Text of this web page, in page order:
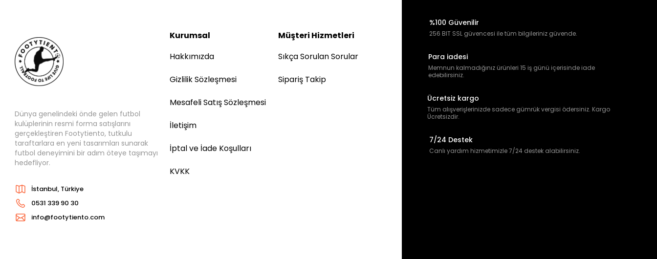
Dünya genelindeki önde gelen futbol
kulüplerinin resmi forma satışlarını
gerçekleştiren Footytiento, tutkulu
taraftarlara en yeni tasarımları sunarak
futbol deneyimini bir adım öteye taşımayı
hedefliyor.
İstanbul, Türkiye
0531 339 90 30
info@footytiento.com
Kurumsal
Hakkımızda
Gizlilik Sözleşmesi
Mesafeli Satış Sözleşmesi
İletişim
İptal ve İade Koşulları
KVKK
Müşteri Hizmetleri
Sıkça Sorulan Sorular
Sipariş Takip
%100 Güvenilir
256 BIT SSL güvencesi ile tüm bilgileriniz güvende.
Para iadesi
Memnun kalmadığınız ürünleri 15 iş günü içerisinde iade
edebilirsiniz.
Ücretsiz kargo
Tüm alışverişlerinizde sadece gümrük vergisi ödersiniz. Kargo
Ücretsizdir.
7/24 Destek
Canlı yardım hizmetimizle 7/24 destek alabilirsiniz.